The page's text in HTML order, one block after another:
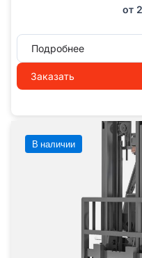
от
Подробнее
Заказать
В наличии